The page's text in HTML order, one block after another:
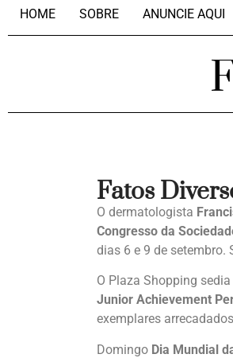
HOME SOBRE ANUNCIE AQUI
Fatos
O dermatologista
Congresso da
dias 6 e 9 de setembro.
O Plaza Shopping
Junior Achievement
exemplares
Domingo Dia Mundial